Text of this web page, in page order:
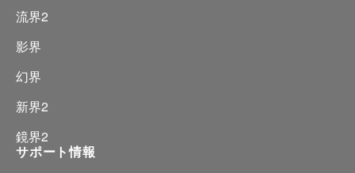
流界2
影界
幻界
新界2
鏡界2
サポート情報